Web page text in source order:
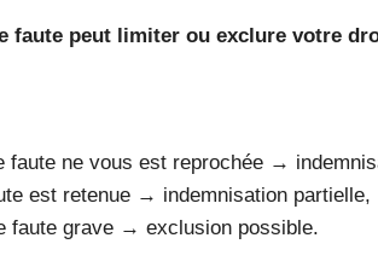
faute peut limiter ou exclure votre
faute ne vous est reprochée →
est retenue → indemnisation partielle,
faute grave → exclusion possible.